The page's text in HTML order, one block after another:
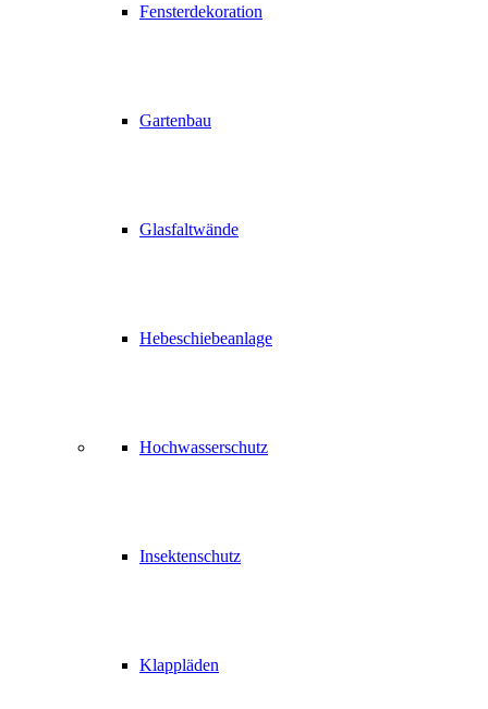
Fensterdekoration
Gartenbau
Glasfaltwände
Hebeschiebeanlage
Hochwasserschutz
Insektenschutz
Klappläden